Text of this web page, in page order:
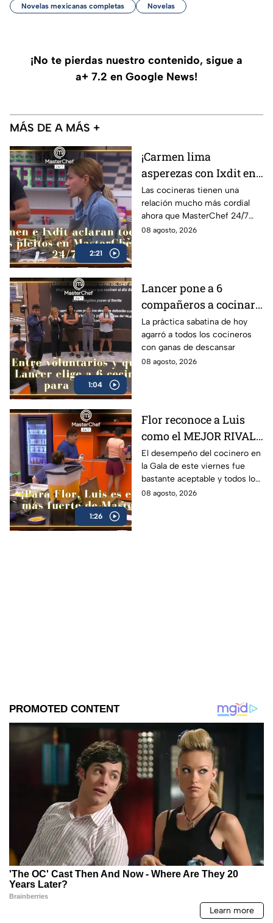
Novelas mexicanas completas Novelas
¡No te pierdas nuestro contenido, sigue a
a+ 7.2 en Google News!
MÁS DE A MÁS +
2:21
¡Carmen lima
asperezas con Ixdit en
MasterChef 24/7 y
culpa a Michelle! 'Me
calentó la cabeza'
(VIDEO)
Las cocineras tienen una
relación mucho más cordial
ahora que MasterChef 24/7
está en su recta final
08 agosto, 2026
1:04
Lancer pone a 6
compañeros a cocinar
para TODOS y Luis se
queja: '¿Premio o
castigo?' (VIDEO)
La práctica sabatina de hoy
agarró a todos los cocineros
con ganas de descansar
08 agosto, 2026
1:26
Flor reconoce a Luis
como el MEJOR RIVAL
de MasterChef 24/7: 'Te
vas a quedar' (VIDEO)
El desempeño del cocinero en
la Gala de este viernes fue
bastante aceptable y todos lo
notaron
08 agosto, 2026